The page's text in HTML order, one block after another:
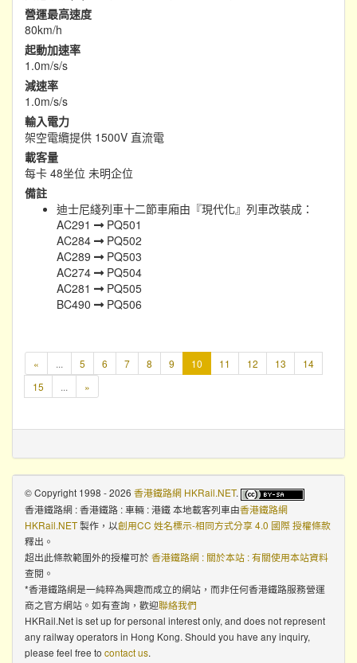
營運最高速度
80km/h
起動加速率
1.0m/s/s
減速率
1.0m/s/s
輸入電力
架空電纜提供 1500V 直流電
載客量
每卡 48坐位 未明企位
備註
迪士尼綫列車十二節車廂由『現代化』列車改裝成：
AC291
PQ501
AC284
PQ502
AC289
PQ503
AC274
PQ504
AC281
PQ505
BC490
PQ506
« ... 5 6 7 8 9 10
頁
11 12 13
14
15
... »
© Copyright 1998 - 2026 香港鐵路網 HKRail.NET.
香港鐵路網 : 香港鐵路 : 車輛 : 港鐵 本地載客列車由香港鐵路網
HKRail.NET製作，以創用CC 姓名標示-相同方式分享 4.0 國際 授權條款
釋出。
超出此條款範圍外的授權可於香港鐵路網 : 關於本站 : 有關使用本站資料
查閱。
*香港鐵路網是一純粹為興趣而成立的網站，而非任何香港鐵路服務營運
商之官方網站。如有查詢，歡迎聯絡我們
HKRail.Net is set up for personal interest only, and does not represent
any railway operators in Hong Kong. Should you have any inquiry,
please feel free to contact us.